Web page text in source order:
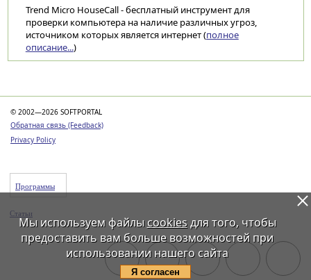
Trend Micro HouseCall - бесплатный инструмент для
проверки компьютера на наличие различных угроз,
источником которых является интернет (полное
описание...)
© 2002—2026 SOFTPORTAL
Обратная связь (Feedback)
Privacy Policy
Программы
Статьи
Мы используем файлы cookiesдля того, чтобы
предоставить вам больше возможностей при
использовании нашего сайта